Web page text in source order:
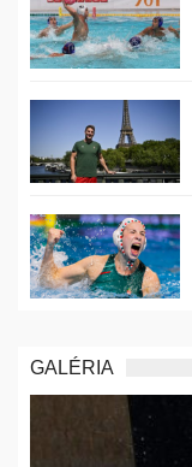
GALÉRIA